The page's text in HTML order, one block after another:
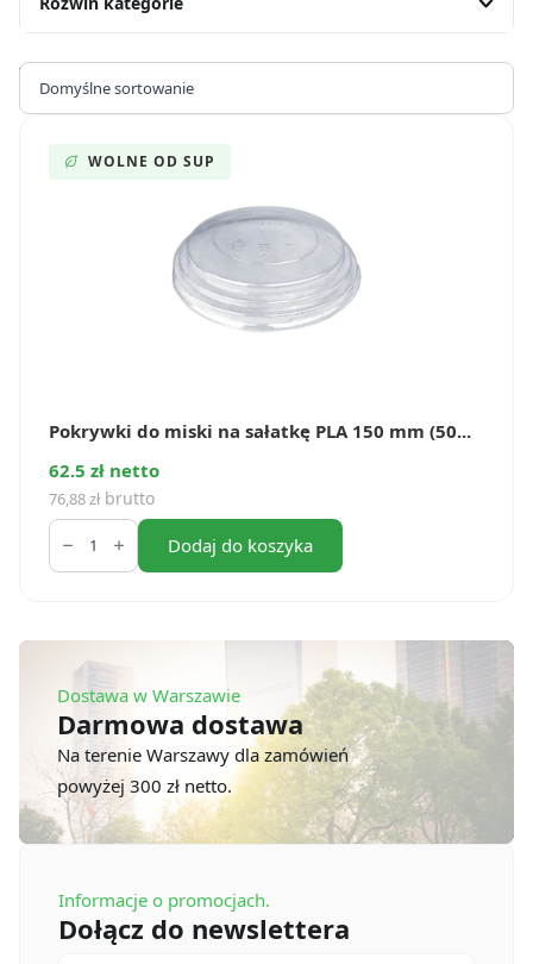
Dostawa w Warszawie
Darmowa dostawa
Na terenie Warszawy dla zamówień
powyżej 300 zł netto.
Informacje o promocjach.
Dołącz do newslettera
Wyświetlanie jednego wyniku
WOLNE OD SUP
Pokrywki do miski na sałatkę PLA 150 mm (50...
62.5 zł netto
76,88zł brutto
ilość
Pokrywki
do
PLA
(50
szt.)
Dodaj do koszyka